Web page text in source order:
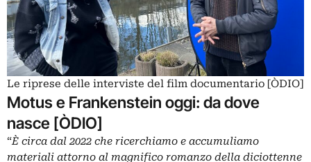
Le riprese delle interviste del film documentario [ÒDIO]
Motus e Frankenstein oggi: da dove
nasce [ÒDIO]
“È circa dal 2022 che ricerchiamo e accumuliamo
materiali attorno al magnifico romanzo della diciottenne